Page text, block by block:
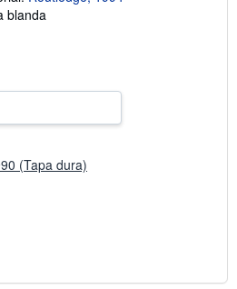
a
blanda
(Tapa dura)